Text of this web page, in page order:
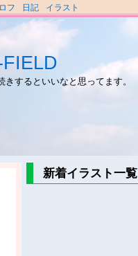
フ 日記 イラスト
きするといいなと思ってます。
新着イラスト一覧